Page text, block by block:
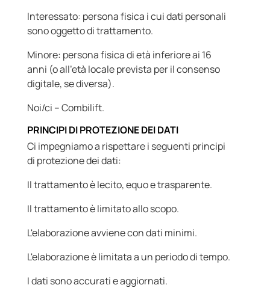
Interessato: persona fisica i cui dati personali
sono oggetto di trattamento.
Minore: persona fisica di età inferiore ai 16
anni (o all'età locale prevista per il consenso
digitale, se diversa).
Noi/ci – Combilift.
PRINCIPI DI PROTEZIONE DEI DATI
Ci impegniamo a rispettare i seguenti principi
di protezione dei dati:
Il trattamento è lecito, equo e trasparente.
Il trattamento è limitato allo scopo.
L'elaborazione avviene con dati minimi.
L'elaborazione è limitata a un periodo di tempo.
I dati sono accurati e aggiornati.